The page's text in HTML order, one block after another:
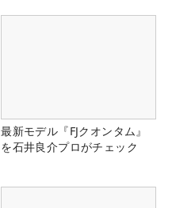
最新モデル『FJクオンタム』
を石井良介プロがチェック